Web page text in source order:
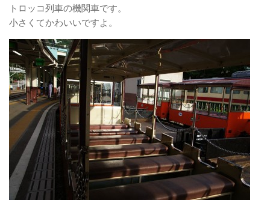
トロッコ列車の機関車です。
小さくてかわいいですよ。